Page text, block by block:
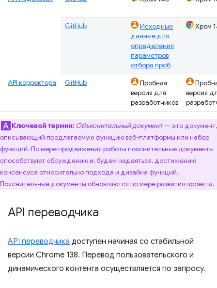
GitHub
Исходные
данные для
определения
параметров
отбора проб
Хром
API корректора GitHub
Пробная
версия для
разработчиков
версия
Ключевой термин: Объяснительный документ— это документ,
описывающий предлагаемую функцию веб-платформы или набор
функций. По мере продвижения работы пояснительные документы
способствуют обсуждению и, будем надеяться, достижению
консенсуса относительно подхода и дизайна функций.
Пояснительные документы обновляются по мере развития проекта.
API переводчика
API переводчика доступен начиная со стабильной
версии Chrome 138. Перевод пользовательского и
динамического контента осуществляется по запросу.